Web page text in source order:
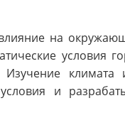
на
условия
Изучение
и